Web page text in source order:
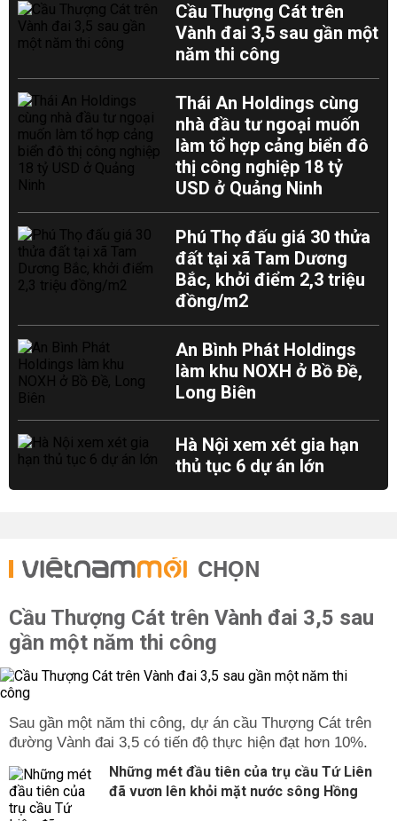
Cầu Thượng Cát trên
Vành đai 3,5 sau gần một
năm thi công
Thái An Holdings cùng
nhà đầu tư ngoại muốn
làm tổ hợp cảng biển đô
thị công nghiệp 18 tỷ
USD ở Quảng Ninh
Phú Thọ đấu giá 30 thửa
đất tại xã Tam Dương
Bắc, khởi điểm 2,3 triệu
đồng/m2
An Bình Phát Holdings
làm khu NOXH ở Bồ Đề,
Long Biên
Hà Nội xem xét gia hạn
thủ tục 6 dự án lớn
CHỌN
Cầu Thượng Cát trên Vành đai 3,5 sau
gần một năm thi công
Sau gần một năm thi công, dự án cầu Thượng Cát trên
đường Vành đai 3,5 có tiến độ thực hiện đạt hơn 10%.
Những mét đầu tiên của trụ cầu Tứ Liên
đã vươn lên khỏi mặt nước sông Hồng